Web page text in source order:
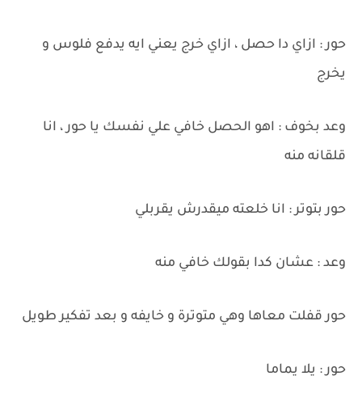
حور : ازاي دا حصل ، ازاي خرج يعني ايه يدفع فلوس و
يخرج
وعد بخوف : اهو الحصل خافي علي نفسك يا حور ، انا
قلقانه منه
حور بتوتر : انا خلعته ميقدرش يقربلي
وعد : عشان كدا بقولك خافي منه
حور قفلت معاها وهي متوترة و خايفه و بعد تفكير طويل
حور : يلا يماما